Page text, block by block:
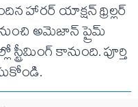
హారర్ యాక్షన్ థ్రిల్లర్
అమెజాన్ ప్రైమ్
కానుంది. పూర్తి